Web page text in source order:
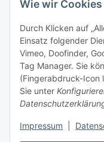
Wie wir
Durch Klicken auf
Einsatz folgender
Vimeo, Doofinder,
Tag Manager. Sie
(Fingerabdruck-Icon
Sie unter
Impressum
Rechtliches
Allgemeines
Firma